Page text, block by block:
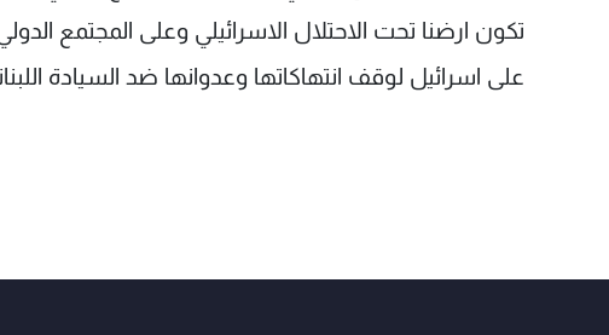
تكون ارضنا تحت الاحتلال الاسرائيلي وعلى المجتمع
على اسرائيل لوقف انتهاكاتها وعدوانها ضد السيادة